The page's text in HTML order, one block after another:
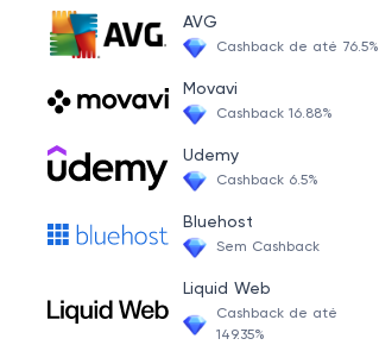
AVG
Cashback de até 76.5%
Movavi
Cashback 16.88%
Udemy
Cashback 6.5%
Bluehost
Sem Cashback
Liquid Web
Cashback de até
149.35%